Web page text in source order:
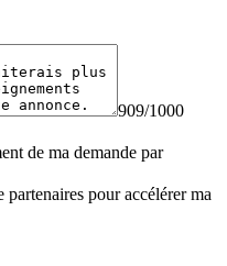
909/1000
de ma demande par
partenaires pour accélérer ma